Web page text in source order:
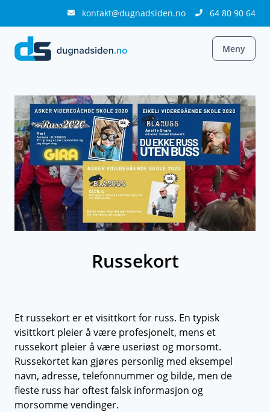
kontakt@dugnadsiden.no 64 80 90 64
Meny
Russekort
Et russekort er et visittkort for russ. En typisk
visittkort pleier å være profesjonelt, mens et
russekort pleier å være useriøst og morsomt.
Russekortet kan gjøres personlig med eksempel
navn, adresse, telefonnummer og bilde, men de
fleste russ har oftest falsk informasjon og
morsomme vendinger.